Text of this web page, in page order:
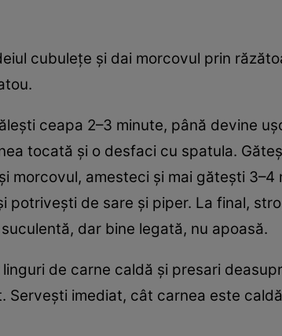
cubulețe și dai morcovul prin
ceapa 2–3 minute, până devine
tocată și o desfaci cu spatula.
morcovul, amesteci și mai gătești 3–4
potrivești de sare și piper. La final,
dar bine legată, nu apoasă.
de carne caldă și presari
imediat, cât carnea este